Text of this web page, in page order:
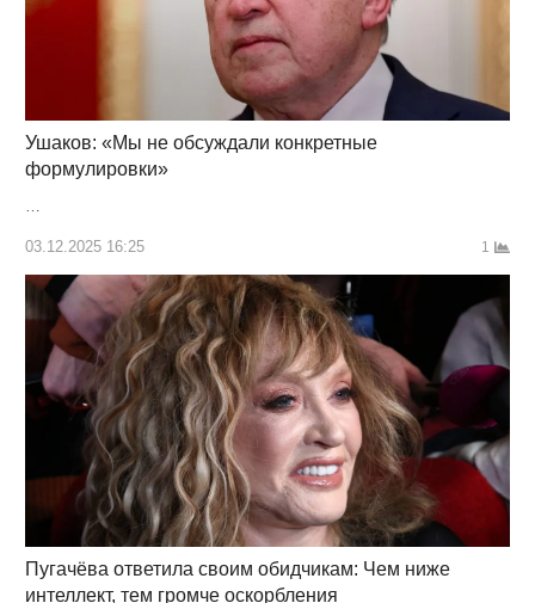
Ушаков: «Мы не обсуждали конкретные
формулировки»
03.12.2025 16:25 1
Пугачёва ответила своим обидчикам: Чем ниже
интеллект, тем громче оскорбления